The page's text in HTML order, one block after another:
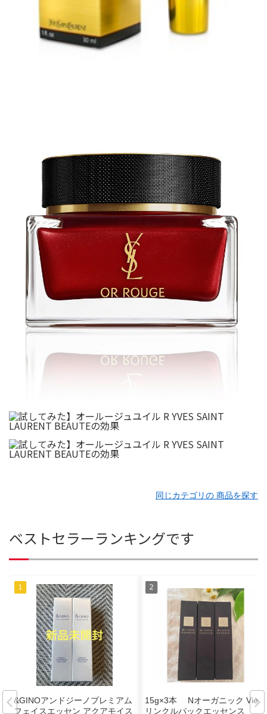
同じカテゴリの 商品を探す
ベストセラーランキングです
&GINOアンドジーノプレミアム
フェイスエッセン アクアモイス
15g×3本 Nオーガニック Vie
リンクルパックエッセンス